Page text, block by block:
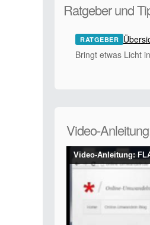
Ratgeber und
RATGEBER
Bringt etwas Licht
Video-
Video-Anleitung: